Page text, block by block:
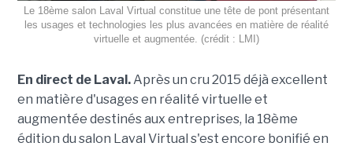
Le 18ème salon Laval Virtual constitue une tête de pont présentant
les usages et technologies les plus avancées en matière de réalité
virtuelle et augmentée. (crédit : LMI)
En direct de Laval.Après un cru 2015 déjà excellent
en matière d'usages en réalité virtuelle et
augmentée destinés aux entreprises, la 18ème
édition du salon Laval Virtual s'est encore bonifié en